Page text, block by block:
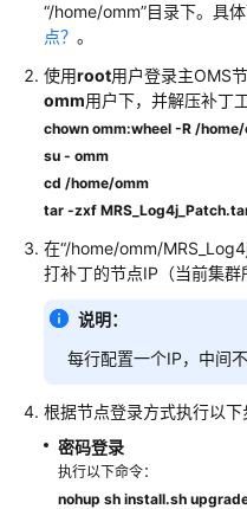
开
发
指
南
API
参
SDK
参
考
景
代
码
示
例
“/home/omm”目录下。具
点？ 。
使用root用户登录主OMS
omm用户下，并解压补丁
chown omm:wheel -R /
su - omm
cd /home/omm
tar -zxf
在“/home/omm/
打补丁的节点IP（当前集群
说明：
每行配置一个IP，中间不
根据节点登录方式执行以下
密码登录
执行以下命令：
nohup sh install.sh